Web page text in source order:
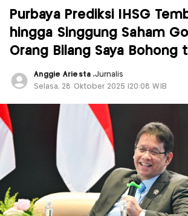
Purbaya Prediksi IHSG
hingga Singgung Saham
Orang Bilang Saya Bohong
Anggie Ariesta ,Jurnalis
Selasa, 28 Oktober 2025 |20:08 WIB